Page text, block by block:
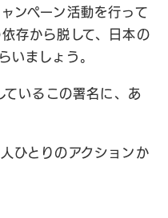
ンペーン活動を行って
存から脱して、日本の
いましょう。
いるこの署名に、あ
ひとりのアクションか